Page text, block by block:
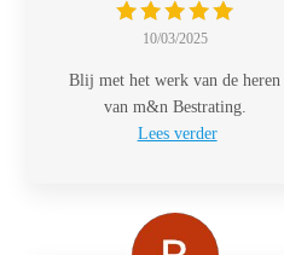
10/03/2025
Blij met het werk van de heren
van m&n Bestrating.
Lees verder